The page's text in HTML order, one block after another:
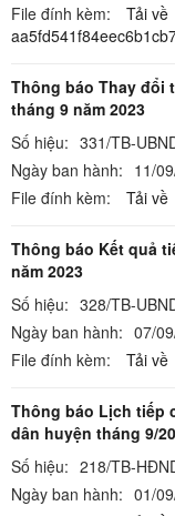
File đính kèm:
Tải về
Thông báo Thay đổi
tháng 9 năm 2023
Số hiệu: 331/TB-
Ngày ban hành: 11/
File đính kèm:
Tải về
Thông báo Kết quả
năm 2023
Số hiệu: 328/TB-
Ngày ban hành: 07/
File đính kèm:
Tải về
Thông báo Lịch tiếp
dân huyện tháng 9/
Số hiệu: 218/TB-
Ngày ban hành: 01/